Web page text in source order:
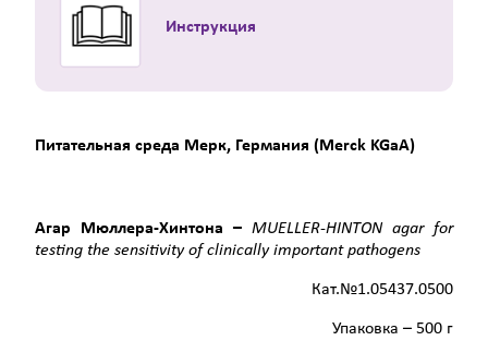
Инструкция
Питательная среда Мерк, Германия (Merck KGaA)
Агар Мюллера-Хинтона – MUELLER-HINTON agar for
testing the sensitivity of clinically important pathogens
Кат.№1.05437.0500
Упаковка – 500 г